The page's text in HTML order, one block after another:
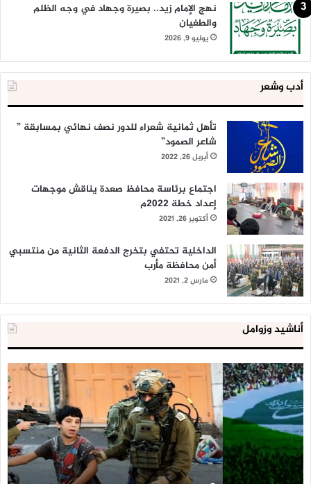
نهج الإمام زيد.. بصيرة وجهاد في وجه الظلم
والطغيان
يوليو 9, 2026
أدب وشعر
تأهل ثمانية شعراء للدور نصف نهائي بمسابقة ”
شاعر الصمود”
أبريل 26, 2022
اجتماع برئاسة محافظ صعدة يناقش موجهات
إعداد خطة 2022م
أكتوبر 26, 2021
الداخلية تحتفي بتخرج الدفعة الثانية من منتسبي
أمن محافظة مأرب
مارس 2, 2021
أناشيد وزوامل
العدو
الإسرائيلي
اعتقل
543
طفلا
فلسطينيا
خلال
2020